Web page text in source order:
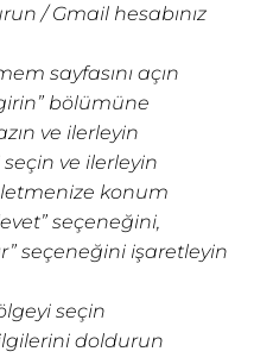
/ Gmail hesabınız
sayfasını açın
bölümüne
ve ilerleyin
ve ilerleyin
konum
seçeneğini,
seçeneğini işaretleyin
seçin
doldurun